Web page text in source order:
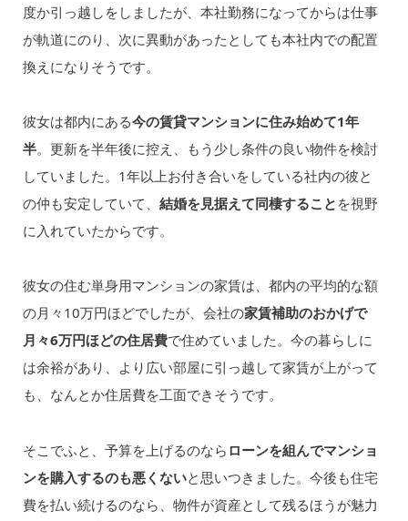
度か引っ越しをしましたが、本社勤務になってからは仕事
が軌道にのり、次に異動があったとしても本社内での配置
換えになりそうです。
彼女は都内にある今の賃貸マンションに住み始めて1年
半。更新を半年後に控え、もう少し条件の良い物件を検討
していました。1年以上お付き合いをしている社内の彼と
の仲も安定していて、 結婚を見据えて同棲すること を視野
に入れていたからです。
彼女の住む単身用マンションの家賃は、都内の平均的な額
の月々10万円ほどでしたが、会社の家賃補助のおかげで
月々6万円ほどの住居費で住めていました。今の暮らしに
は余裕があり、より広い部屋に引っ越して家賃が上がって
も、なんとか住居費を工面できそうです。
そこでふと、予算を上げるのなら ローンを組んでマンショ
ンを購入するのも悪くないと思いつきました。今後も住宅
費を払い続けるのなら、物件が資産として残るほうが魅力